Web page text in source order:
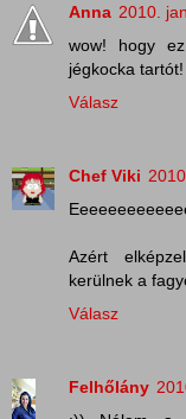
Anna 2010.
wow! hogy
jégkocka tartót!
Válasz
Chef Viki
Azért
kerülnek a
Válasz
Felhőlány